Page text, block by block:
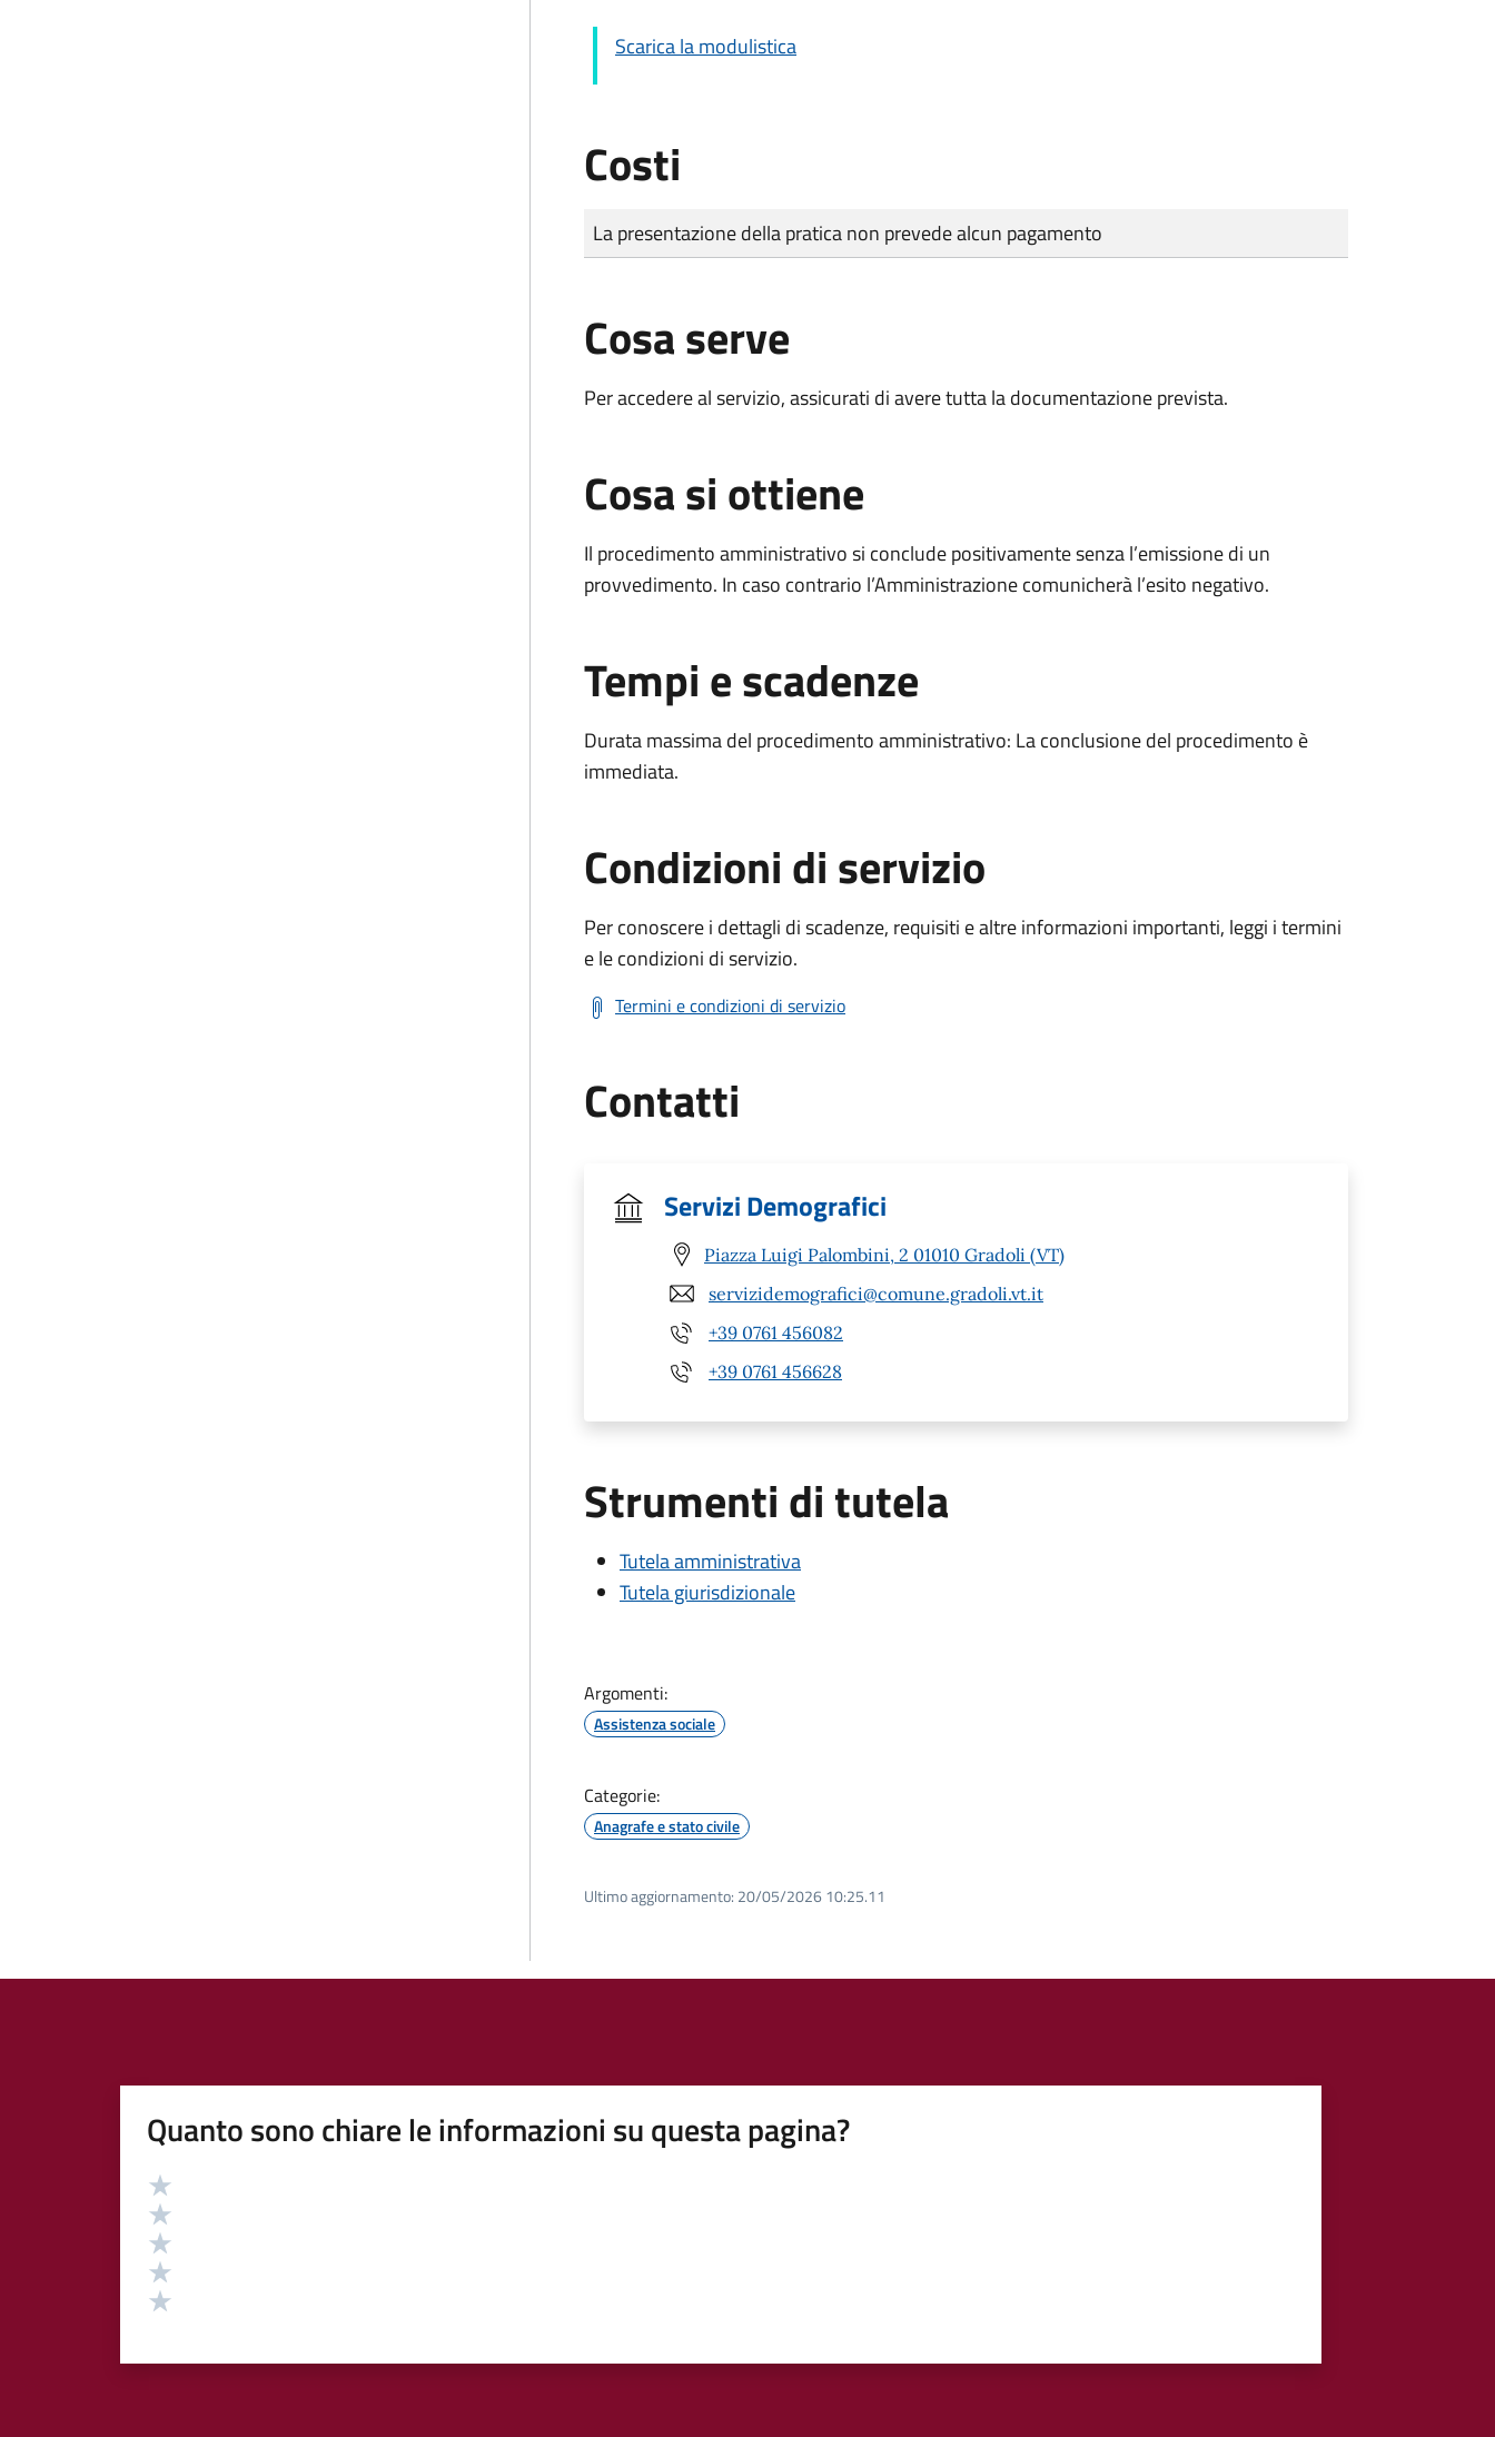
Scarica la modulistica
Costi
Tipo di pagamento
Importo
La presentazione della pratica non prevede alcun pagamento
Cosa serve
Per accedere al servizio, assicurati di avere tutta la documentazione prevista.
Cosa si ottiene
Il procedimento amministrativo si conclude positivamente senza l’emissione di un
provvedimento. In caso contrario l’Amministrazione comunicherà l’esito negativo.
Tempi e scadenze
Durata massima del procedimento amministrativo: La conclusione del procedimento è
immediata.
Condizioni di servizio
Per conoscere i dettagli di scadenze, requisiti e altre informazioni importanti, leggi i termini
e le condizioni di servizio.
Termini e condizioni di servizio
Contatti
Servizi Demografici
Piazza Luigi Palombini, 2 01010 Gradoli (VT)
servizidemografici@comune.gradoli.vt.it
+39 0761 456082
+39 0761 456628
Strumenti di tutela
Tutela amministrativa
Tutela giurisdizionale
Argomenti:
Assistenza sociale
Categorie:
Anagrafe e stato civile
Ultimo aggiornamento: 20/05/2026 10:25.11
Quanto sono chiare le informazioni su questa pagina?
Valutazione